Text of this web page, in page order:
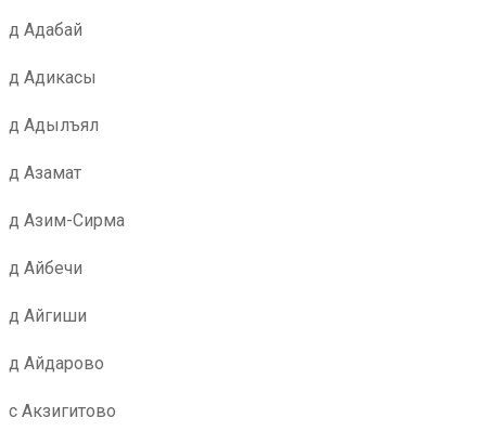
д Адабай
д Адикасы
д Адылъял
д Азамат
д Азим-Сирма
д Айбечи
д Айгиши
д Айдарово
с Акзигитово